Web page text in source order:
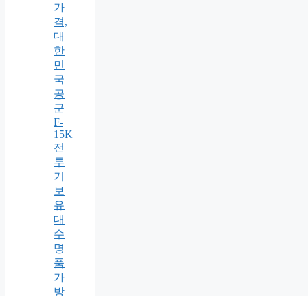
가
격,
대
한
민
국
공
군
F-
15K
전
투
기
보
유
대
수
명
품
가
방